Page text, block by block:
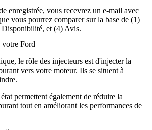
enregistrée, vous recevrez un e-mail avec
vous pourrez comparer sur la base de (1)
et (4) Avis.
votre Ford
le rôle des injecteurs est d'injecter la
vers votre moteur. Ils se situent à
permettent également de réduire la
tout en améliorant les performances de